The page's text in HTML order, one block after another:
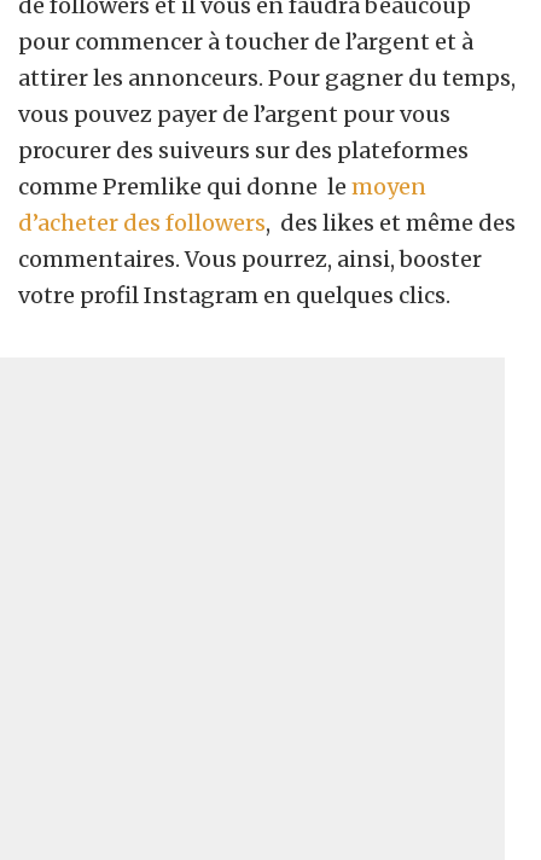
pour commencer à toucher de l’argent et à
attirer les annonceurs. Pour gagner du temps,
vous pouvez payer de l’argent pour vous
procurer des suiveurs sur des plateformes
comme Premlike qui donne le moyen
d’acheter des followers, des likes et même des
commentaires. Vous pourrez, ainsi, booster
votre profil Instagram en quelques clics.